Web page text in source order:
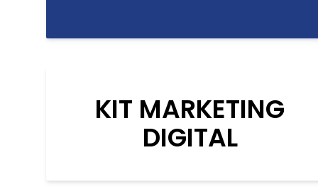
KIT MARKETING
DIGITAL